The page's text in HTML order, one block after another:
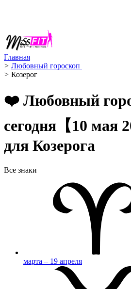
Главная
> Любовный гороскоп ️
> Козерог ️
❤️ Любовный
сегодня【10 мая
для Козерога
Все знаки
марта – 19 апреля